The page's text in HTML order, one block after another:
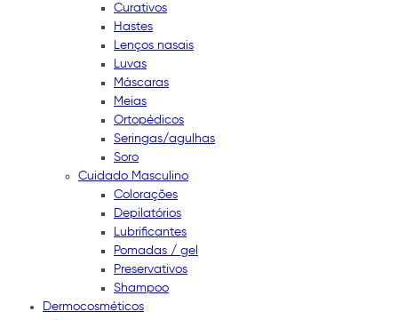
Curativos
Hastes
Lenços nasais
Luvas
Máscaras
Meias
Ortopédicos
Seringas/agulhas
Soro
Cuidado Masculino
Colorações
Depilatórios
Lubrificantes
Pomadas / gel
Preservativos
Shampoo
Dermocosméticos